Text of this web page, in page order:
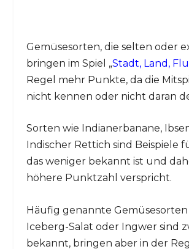
Gemüsesorten, die selten oder
bringen im Spiel „Stadt, Land,
Regel mehr Punkte, da die
nicht kennen oder nicht daran
Sorten wie Indianerbanane,
Indischer Rettich sind Beispiele
das weniger bekannt ist und
höhere Punktzahl verspricht.
Häufig genannte Gemüsesorten
Iceberg-Salat oder Ingwer sind
bekannt, bringen aber in der